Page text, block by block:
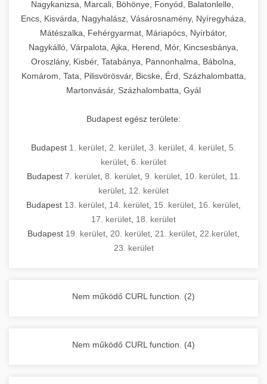
Ipari sütők és gőzpárolók katalógusa -
chef-iparikonyhagepek.hu
berendezések
használatot, miközben megfelel az összes
higiéniai előírásnak.
Ipari hűtőberendezések széles
választéka - chef-iparikonyhagepek.hu
kereskedelmi hűtőegység és hűtőkamra rendszerek
hőmérsékletet és vízminőséget figyelő
rendszerekkel, valamint energiatakarékos
technológiával rendelkeznek. A rozsdamentes
acél konstrukció és a könnyen hozzáférhető
karbantartási pontok biztosítják a hosszú
élettartamot és az egyszerű üzemeltetést.
Ipari mosogatógépek teljes kínálata -
kereskedelmi mosogatógép és tisztítóberendezések
tisztíthatók, szétszerelhetők és karbantarthatók,
megfelelnek az összes élelmiszer-biztonsági
előírásnak. Különböző teljesítményű modellek
állnak rendelkezésre asztali és állványos
kivitelben, az egyedi igények és a
feldolgozandó mennyiségek függvényében.
Biztonságos kezelést biztosító védőburkolatok
számára.
Sajtreszelő gépek szakmai választéka -
chef-iparikonyhagepek.hu
kereskedelmi sajtreszelő és aprítógépek
berendezést magában foglal, amely szükséges
egy modern, hatékonyan működő
kereskedelmi konyha komplett felszereléséhez
és működtetéséhez. Az alapvető
főzőberendezésektől (tűzhelyek, sütők,
grillsütők, frittőzök) kezdve a speciális
feldolgozógépeken (szeletelők, aprítók,
kiegészítő eszközökig mindent egy helyen
megtalál. Szakértő tanácsadóink segítenek a
megfelelő berendezések kiválasztásában, a
konyha optimális elrendezésének
megtervezésében, valamint a telepítés és az
üzembe helyezés koordinálásában. Hosszú távú
garancia, gyors szerviz és folyamatos műszaki
támogatás biztosítja az Ön nyugalmát és
Nagykonyhai berendezések komplett
Nagykanizsa, Marcali, Böhönye, Fonyód, Balatonlelle,
Encs, Kisvárda, Nagyhalász, Vásárosnamény, Nyíregyháza,
Mátészalka, Fehérgyarmat, Máriapócs, Nyírbátor,
Nagykálló, Várpalota, Ajka, Herend, Mór, Kincsesbánya,
Oroszlány, Kisbér, Tatabánya, Pannonhalma, Bábolna,
Komárom, Tata, Pilisvörösvár, Bicske, Érd, Százhalombatta,
Martonvásár, Százhalombatta, Gyál
Budapest egész területe:
Budapest 1. kerület 2. kerület 3. kerület 4. kerület 5.
kerület 6. kerület
Budapest 7. kerület, 8. kerület, 9. kerület, 10. kerület, 11.
kerület 12. kerület
Budapest 13. kerület 14. kerület 15. kerület 16. kerület
17. kerület 18. kerület
Budapest 19. kerület 20. kerület 21. kerület 22.kerület
23. kerület
Nem működő CURL function. (2)
Nem működő CURL function. (4)